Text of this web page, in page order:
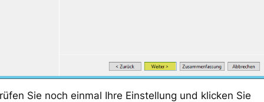
Sie noch einmal Ihre Einstellung und klicken Sie